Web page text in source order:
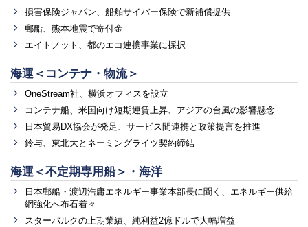
損害保険ジャパン、船舶サイバー保険で新補償提供
郵船、熊本地震で寄付金
エイトノット、都のエコ連携事業に採択
海運＜コンテナ・物流＞
OneStream社、横浜オフィスを設立
コンテナ船、米国向け短期運賃上昇、アジアの台風の影響懸念
日本貿易DX協会が発足、サービス間連携と政策提言を推進
鈴与、東北大とネーミングライツ契約締結
海運＜不定期専用船＞・海洋
日本郵船・渡辺浩庸エネルギー事業本部長に聞く、エネルギー供給
網強化へ布石着々
スターバルクの上期業績、純利益2億ドルで大幅増益